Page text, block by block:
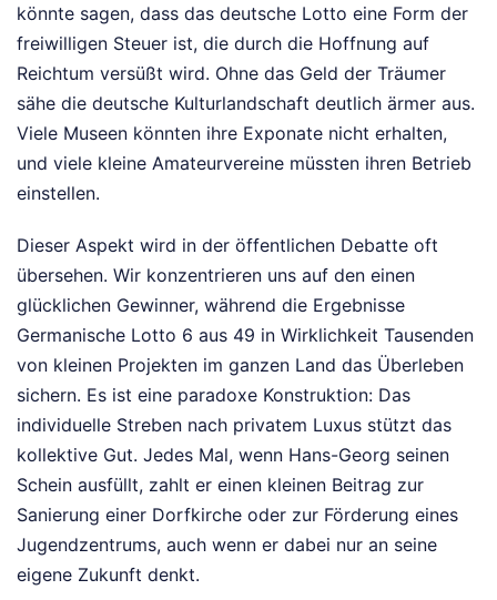
könnte sagen, dass das deutsche Lotto eine Form der
freiwilligen Steuer ist, die durch die Hoffnung auf
Reichtum versüßt wird. Ohne das Geld der Träumer
sähe die deutsche Kulturlandschaft deutlich ärmer aus.
Viele Museen könnten ihre Exponate nicht erhalten,
und viele kleine Amateurvereine müssten ihren Betrieb
einstellen.
Dieser Aspekt wird in der öffentlichen Debatte oft
übersehen. Wir konzentrieren uns auf den einen
glücklichen Gewinner, während die Ergebnisse
Germanische Lotto 6 aus 49 in Wirklichkeit Tausenden
von kleinen Projekten im ganzen Land das Überleben
sichern. Es ist eine paradoxe Konstruktion: Das
individuelle Streben nach privatem Luxus stützt das
kollektive Gut. Jedes Mal, wenn Hans-Georg seinen
Schein ausfüllt, zahlt er einen kleinen Beitrag zur
Sanierung einer Dorfkirche oder zur Förderung eines
Jugendzentrums, auch wenn er dabei nur an seine
eigene Zukunft denkt.